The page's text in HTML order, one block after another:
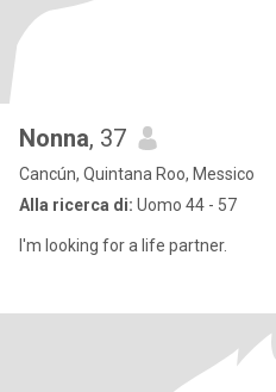
Nonna, 37
Cancún, Quintana Roo, Messico
Alla ricerca di: Uomo 44 - 57
I'm looking for a life partner.